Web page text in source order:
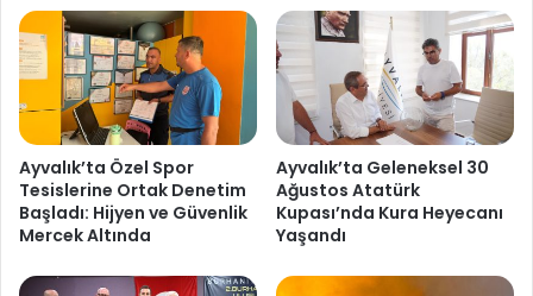
Ayvalık’ta Özel Spor
Tesislerine Ortak Denetim
Başladı: Hijyen ve Güvenlik
Mercek Altında
Ayvalık’ta Geleneksel 30
Ağustos Atatürk
Kupası’nda Kura Heyecanı
Yaşandı